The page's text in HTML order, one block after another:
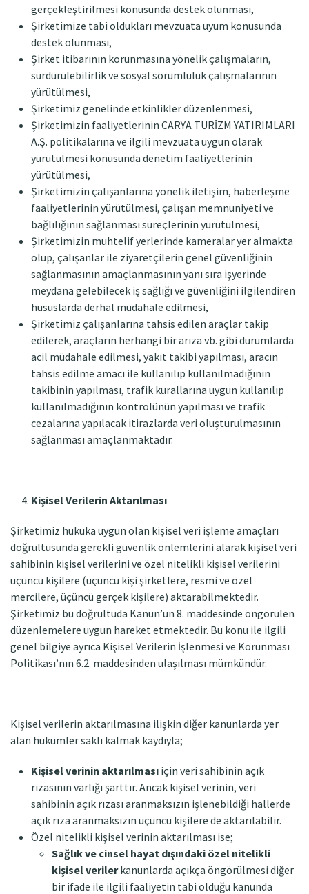
gerçekleştirilmesi konusunda destek olunması,
Şirketimize tabi oldukları mevzuata uyum konusunda
destek olunması,
Şirket itibarının korunmasına yönelik çalışmaların,
sürdürülebilirlik ve sosyal sorumluluk çalışmalarının
yürütülmesi,
Şirketimiz genelinde etkinlikler düzenlenmesi,
Şirketimizin faaliyetlerinin CARYA TURİZM YATIRIMLARI
A.Ş. politikalarına ve ilgili mevzuata uygun olarak
yürütülmesi konusunda denetim faaliyetlerinin
yürütülmesi,
Şirketimizin çalışanlarına yönelik iletişim, haberleşme
faaliyetlerinin yürütülmesi, çalışan memnuniyeti ve
bağlılığının sağlanması süreçlerinin yürütülmesi,
Şirketimizin muhtelif yerlerinde kameralar yer almakta
olup, çalışanlar ile ziyaretçilerin genel güvenliğinin
sağlanmasının amaçlanmasının yanı sıra işyerinde
meydana gelebilecek iş sağlığı ve güvenliğini ilgilendiren
hususlarda derhal müdahale edilmesi,
Şirketimiz çalışanlarına tahsis edilen araçlar takip
edilerek, araçların herhangi bir arıza vb. gibi durumlarda
acil müdahale edilmesi, yakıt takibi yapılması, aracın
tahsis edilme amacı ile kullanılıp kullanılmadığının
takibinin yapılması, trafik kurallarına uygun kullanılıp
kullanılmadığının kontrolünün yapılması ve trafik
cezalarına yapılacak itirazlarda veri oluşturulmasının
sağlanması amaçlanmaktadır.
Kişisel Verilerin Aktarılması
Şirketimiz hukuka uygun olan kişisel veri işleme amaçları
doğrultusunda gerekli güvenlik önlemlerini alarak kişisel veri
sahibinin kişisel verilerini ve özel nitelikli kişisel verilerini
üçüncü kişilere (üçüncü kişi şirketlere, resmi ve özel
mercilere, üçüncü gerçek kişilere) aktarabilmektedir.
Şirketimiz bu doğrultuda Kanun’un 8. maddesinde öngörülen
düzenlemelere uygun hareket etmektedir. Bu konu ile ilgili
genel bilgiye ayrıca Kişisel Verilerin İşlenmesi ve Korunması
Politikası’nın 6.2. maddesinden ulaşılması mümkündür.
Kişisel verilerin aktarılmasına ilişkin diğer kanunlarda yer
alan hükümler saklı kalmak kaydıyla;
Kişisel verinin aktarılması için veri sahibinin açık
rızasının varlığı şarttır. Ancak kişisel verinin, veri
sahibinin açık rızası aranmaksızın işlenebildiği hallerde
açık rıza aranmaksızın üçüncü kişilere de aktarılabilir.
Özel nitelikli kişisel verinin aktarılması ise;
Sağlık ve cinsel hayat dışındaki özel nitelikli
kişisel verilerkanunlarda açıkça öngörülmesi diğer
bir ifade ile ilgili faaliyetin tabi olduğu kanunda